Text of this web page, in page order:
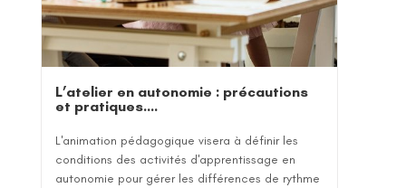
L’atelier en autonomie : précautions
et pratiques….
L'animation pédagogique visera à définir les
conditions des activités d'apprentissage en
autonomie pour gérer les différences de rythme